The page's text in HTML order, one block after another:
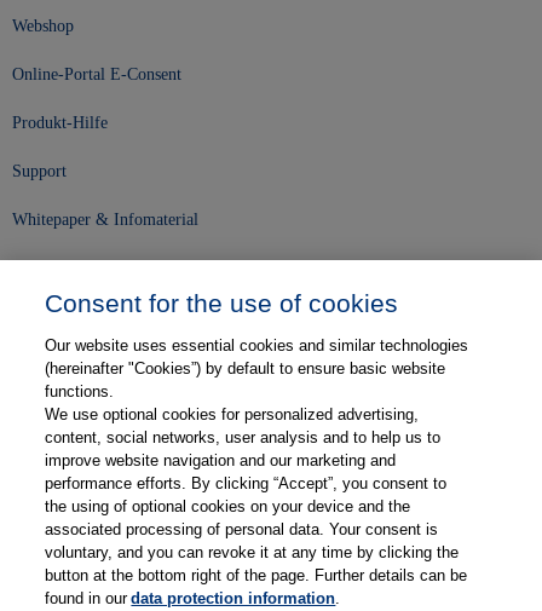
Webshop
Online-Portal E-Consent
Produkt-Hilfe
Support
Whitepaper & Infomaterial
Karriere
Kontakt
Web-Semniare
Anwenderberichte
Partner
Consent for the use of cookies
Our website uses essential cookies and similar technologies
(hereinafter "Cookies”) by default to ensure basic website
functions.
We use optional cookies for personalized advertising,
content, social networks, user analysis and to help us to
improve website navigation and our marketing and
performance efforts. By clicking “Accept”, you consent to
the using of optional cookies on your device and the
associated processing of personal data. Your consent is
voluntary, and you can revoke it at any time by clicking the
button at the bottom right of the page. Further details can be
found in ourdata protection information.